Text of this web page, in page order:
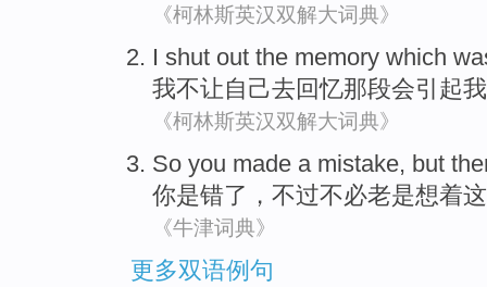
《柯林斯英汉双解大词典》
I shut out the memory which
我不让自己去回忆那段会引起我
《柯林斯英汉双解大词典》
So you made a mistake, but
你是错了 ， 不过不必老是想着
《牛津词典》
更多双语例句